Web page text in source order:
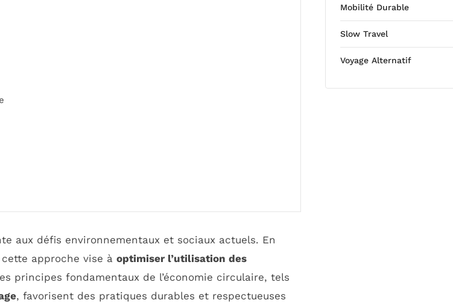
aux défis environnementaux et sociaux actuels. En
approche vise à optimiser l’utilisation des
principes fondamentaux de l’économie circulaire, tels
, favorisent des pratiques durables et respectueuses
Mobilité Durable
Slow Travel
Voyage Alternatif